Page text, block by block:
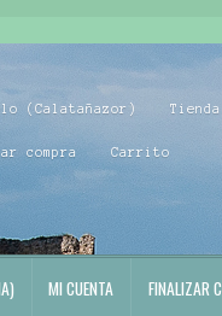
(Calatañazor)
compra Carrito
MI CUENTA FINALIZAR